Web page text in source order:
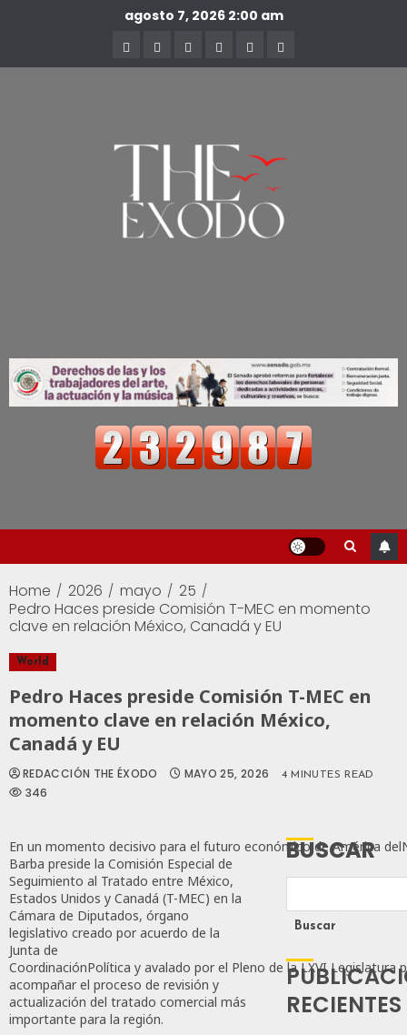
agosto 7, 2026 2:00 am
Home 2026 mayo
25
Pedro Haces preside Comisión T-MEC en momento
clave en relación México, Canadá y EU
World
Pedro Haces preside Comisión T-MEC en
momento clave en relación México,
Canadá y EU
REDACCIÓN THE ÉXODO MAYO 25, 2026 4 MINUTES READ
346
En un momento decisivo para el futuro económico de América
Barba preside la Comisión Especial de
Seguimiento al Tratado entre México,
Estados Unidos y Canadá (T-MEC) en la
Cámara de Diputados, órgano
legislativo creado por acuerdo de la
Junta de
CoordinaciónPolítica y avalado por el Pleno de la LXVI Legislatura
acompañar el proceso de revisión y
actualización del tratado comercial más
importante para la región.
BUSCAR
Buscar
RECIENTES